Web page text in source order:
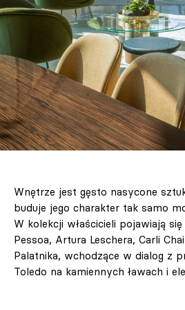
Wnętrze jest gęsto nasycone
buduje jego charakter tak samo
W kolekcji właścicieli pojawiają
Pessoa, Artura Leschera, Carli
Palatnika, wchodzące w dialog z
Toledo na kamiennych ławach i